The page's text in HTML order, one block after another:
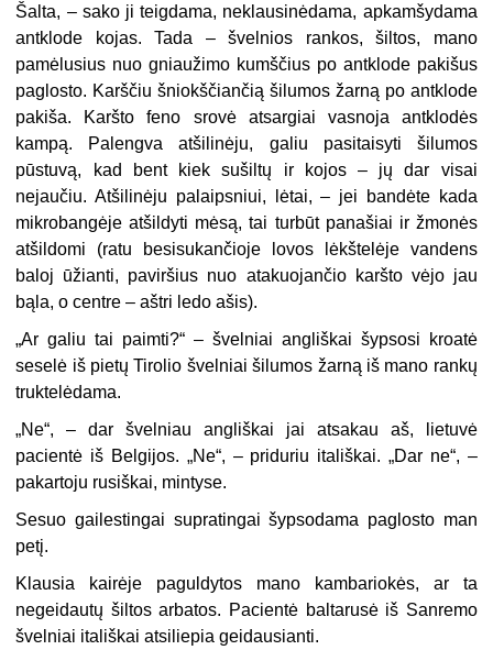
Šalta, – sako ji teigdama, neklausinėdama, apkamšydama
antklode kojas. Tada – švelnios rankos, šiltos, mano
pamėlusius nuo gniaužimo kumščius po antklode pakišus
paglosto. Karščiu šniokščiančią šilumos žarną po antklode
pakiša. Karšto feno srovė atsargiai vasnoja antklodės
kampą. Palengva atšilinėju, galiu pasitaisyti šilumos
pūstuvą, kad bent kiek sušiltų ir kojos – jų dar visai
nejaučiu. Atšilinėju palaipsniui, lėtai, – jei bandėte kada
mikrobangėje atšildyti mėsą, tai turbūt panašiai ir žmonės
atšildomi (ratu besisukančioje lovos lėkštelėje vandens
baloj ūžianti, paviršius nuo atakuojančio karšto vėjo jau
bąla, o centre – aštri ledo ašis).
„Ar galiu tai paimti?“ – švelniai angliškai šypsosi kroatė
seselė iš pietų Tirolio švelniai šilumos žarną iš mano rankų
truktelėdama.
„Ne“, – dar švelniau angliškai jai atsakau aš, lietuvė
pacientė iš Belgijos. „Ne“, – priduriu itališkai. „Dar ne“, –
pakartoju rusiškai, mintyse.
Sesuo gailestingai supratingai šypsodama paglosto man
petį.
Klausia kairėje paguldytos mano kambariokės, ar ta
negeidautų šiltos arbatos. Pacientė baltarusė iš Sanremo
švelniai itališkai atsiliepia geidausianti.